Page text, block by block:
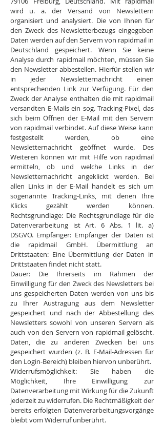
wird u. a. der Versand von Newslettern
organisiert und analysiert. Die von Ihnen für
den Zweck des Newsletterbezugs eingegeben
Daten werden auf den Servern von rapidmail in
Deutschland gespeichert. Wenn Sie keine
Analyse durch rapidmail möchten, müssen Sie
den Newsletter abbestellen. Hierfür stellen wir
in jeder Newsletternachricht einen
entsprechenden Link zur Verfügung. Für den
Zweck der Analyse enthalten die mit rapidmail
versandten E-Mails ein sog. Tracking-Pixel, das
sich beim Öffnen der E-Mail mit den Servern
von rapidmail verbindet. Auf diese Weise kann
festgestellt werden, ob eine
Newsletternachricht geöffnet wurde. Des
Weiteren können wir mit Hilfe von rapidmail
ermitteln, ob und welche Links in der
Newsletternachricht angeklickt werden. Bei
allen Links in der E-Mail handelt es sich um
sogenannte Tracking-Links, mit denen Ihre
Klicks gezählt werden können.
Rechtsgrundlage: Die Rechtsgrundlage für die
Datenverarbeitung ist Art. 6 Abs. 1 lit. a)
DSGVO. Empfänger: Empfänger der Daten ist
die rapidmail GmbH. Übermittlung an
Drittstaaten: Eine Übermittlung der Daten in
Drittstaaten findet nicht statt.
Dauer: Die Ihrerseits im Rahmen der
Einwilligung für den Zweck des Newsletters bei
uns gespeicherten Daten werden von uns bis
zu Ihrer Austragung aus dem Newsletter
gespeichert und nach der Abbestellung des
Newsletters sowohl von unseren Servern als
auch von den Servern von rapidmail gelöscht.
Daten, die zu anderen Zwecken bei uns
gespeichert wurden (z. B. E-Mail-Adressen für
den Login-Bereich) bleiben hiervon unberührt.
Widerrufsmöglichkeit: Sie haben die
Möglichkeit, Ihre Einwilligung zur
Datenverarbeitung mit Wirkung für die Zukunft
jederzeit zu widerrufen. Die Rechtmäßigkeit der
bereits erfolgten Datenverarbeitungsvorgänge
bleibt vom Widerruf unberührt.